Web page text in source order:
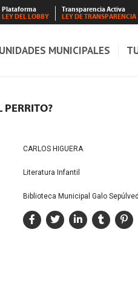
Plataforma
LEY DEL LOBBY
Transparencia Activa
LEY DE TRANSPARENCIA
UNIDADES MUNICIPALES
PERRITO?
CARLOS HIGUERA
Literatura Infantil
Biblioteca Municipal Galo